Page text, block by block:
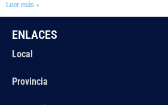
Leer más »
ENLACES
Local
Provincia